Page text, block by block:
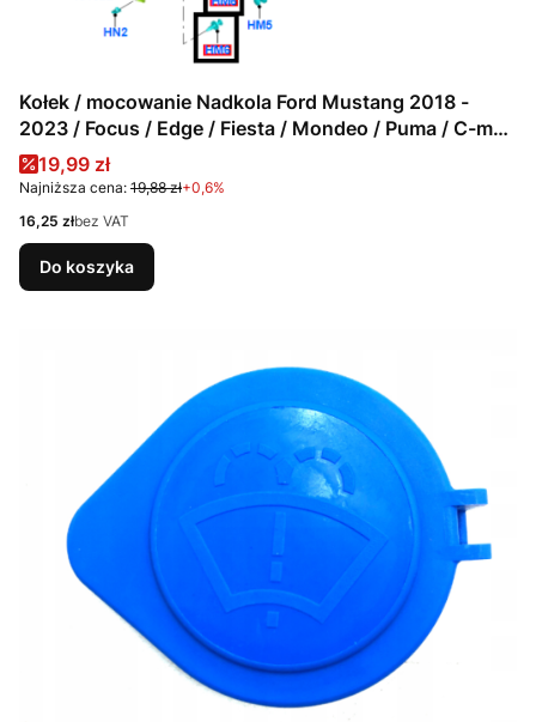
Kołek / mocowanie Nadkola Ford Mustang 2018 -
2023 / Focus / Edge / Fiesta / Mondeo / Puma / C-max
/ Transit / S-max / Galaxy
Cena promocyjna
19,99 zł
Najniższa cena: 19,88 zł+0,6%
Cena
16,25 złbez VAT
Do koszyka